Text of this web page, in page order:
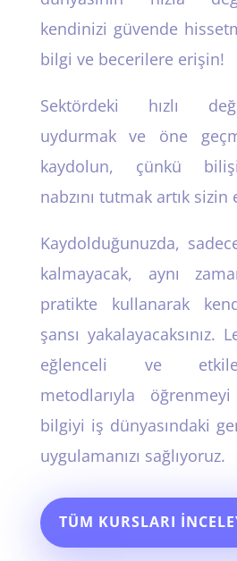
kendinizi güvende
bilgi ve becerilere erişin!
Sektördeki hızlı
uydurmak ve öne
kaydolun, çünkü
nabzını tutmak artık sizin
Kaydolduğunuzda,
kalmayacak, aynı
pratikte kullanarak
şansı yakalayacaksınız.
eğlenceli ve
metodlarıyla
bilgiyi iş dünyasındaki
uygulamanızı sağlıyoruz.
TÜM KURSLARI